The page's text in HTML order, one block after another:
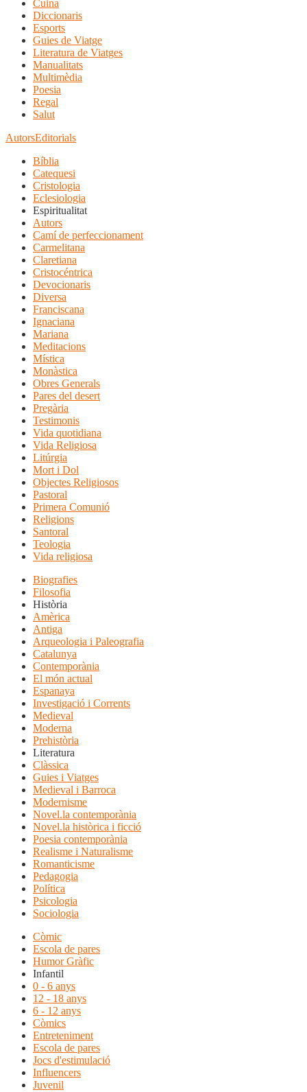
Cuina
Diccionaris
Esports
Guies de Viatge
Literatura de Viatges
Manualitats
Multimèdia
Poesia
Regal
Salut
AutorsEditorials
Bíblia
Catequesi
Cristologia
Eclesiologia
Espiritualitat
Autors
Camí de perfeccionament
Carmelitana
Claretiana
Cristocéntrica
Devocionaris
Diversa
Franciscana
Ignaciana
Mariana
Meditacions
Mística
Monàstica
Obres Generals
Pares del desert
Pregària
Testimonis
Vida quotidiana
Vida Religiosa
Litúrgia
Mort i Dol
Objectes Religiosos
Pastoral
Primera Comunió
Religions
Santoral
Teologia
Vida religiosa
Biografies
Filosofia
Història
Amèrica
Antiga
Arqueologia i Paleografia
Catalunya
Contemporània
El món actual
Espanaya
Investigació i Corrents
Medieval
Moderna
Prehistòria
Literatura
Clàssica
Guies i Viatges
Medieval i Barroca
Modernisme
Novel.la contemporània
Novel.la històrica i ficció
Poesia contemporània
Realisme i Naturalisme
Romanticisme
Pedagogia
Política
Psicologia
Sociologia
Còmic
Escola de pares
Humor Gràfic
Infantil
0 - 6 anys
12 - 18 anys
6 - 12 anys
Còmics
Entreteniment
Escola de pares
Jocs d'estimulació
Influencers
Juvenil